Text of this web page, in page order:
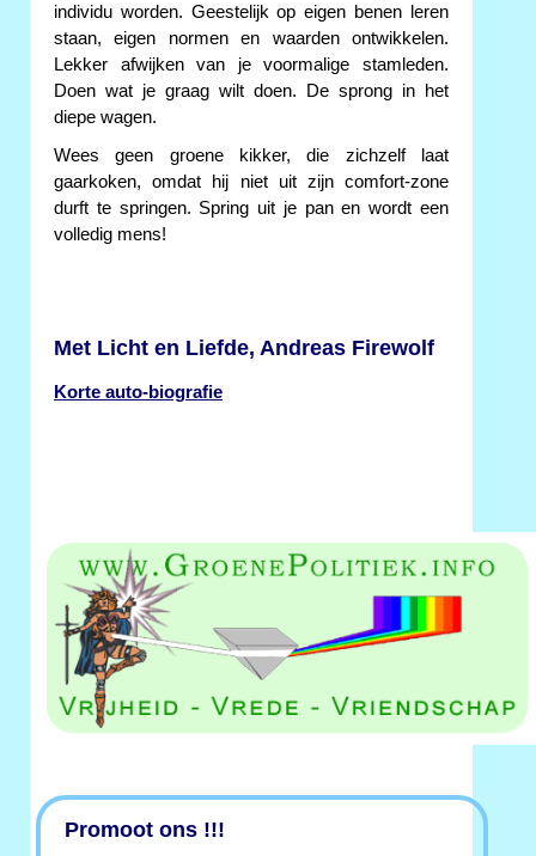
individu worden. Geestelijk op eigen benen leren
staan, eigen normen en waarden ontwikkelen.
Lekker afwijken van je voormalige stamleden.
Doen wat je graag wilt doen. De sprong in het
diepe wagen.
Wees geen groene kikker, die zichzelf laat
gaarkoken, omdat hij niet uit zijn comfort-zone
durft te springen. Spring uit je pan en wordt een
volledig mens!
Met Licht en Liefde, Andreas Firewolf
Korte auto-biografie
Promoot ons !!!